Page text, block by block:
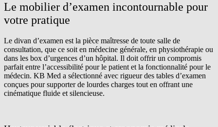
Le mobilier d’examen incontournable pour
votre pratique
Le divan d’examen est la pièce maîtresse de toute salle de
consultation, que ce soit en médecine générale, en physiothérapie ou
dans les box d’urgences d’un hôpital. Il doit offrir un compromis
parfait entre l’accessibilité pour le patient et la fonctionnalité pour le
médecin. KB Med a sélectionné avec rigueur des tables d’examen
conçues pour supporter de lourdes charges tout en offrant une
cinématique fluide et silencieuse.